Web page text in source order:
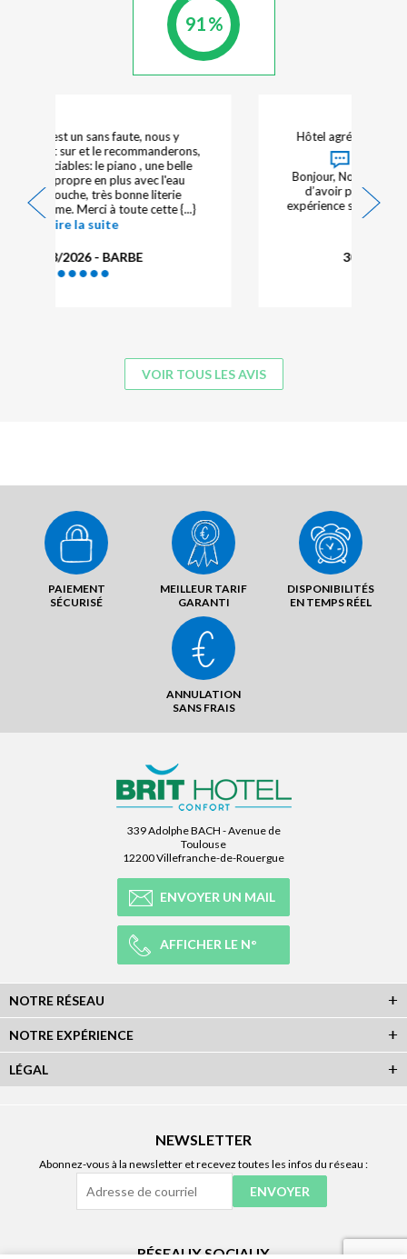
91 %
Hôtel agréable avec spa, piscine, très bien
Réponse de l'hôtelier :
Bonjour, Nous vous remercions sincèrement
d’avoir pris le temps de partager votre
expérience suite à votre séjour dans notre {...}
30/07/2026 - CADIOT
VOIR TOUS LES AVIS
PAIEMENT
SÉCURISÉ
MEILLEUR TARIF
GARANTI
DISPONIBILITÉS
EN TEMPS RÉEL
ANNULATION
SANS FRAIS
339 Adolphe BACH - Avenue de
Toulouse
12200 Villefranche-de-Rouergue
ENVOYER UN MAIL
AFFICHER LE N°
NOTRE RÉSEAU
NOTRE EXPÉRIENCE
LÉGAL
NEWSLETTER
Abonnez-vous à la newsletter et recevez toutes les infos du réseau :
RÉSEAUX SOCIAUX